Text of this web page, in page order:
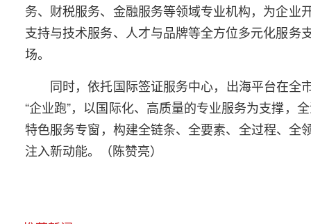
务、财税服务、金融服务等领域专业机构，为企
支持与技术服务、人才与品牌等全方位多元化服
场。
同时，依托国际签证服务中心，出海平台在全
“企业跑”，以国际化、高质量的专业服务为支撑，
特色服务专窗，构建全链条、全要素、全过程、全
注入新动能。（陈赞亮）